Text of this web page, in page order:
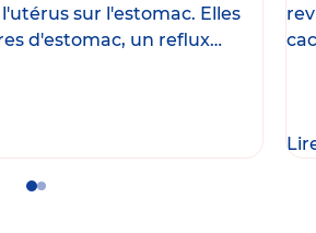
sur l'estomac. Elles
d'estomac, un reflux
GoGo